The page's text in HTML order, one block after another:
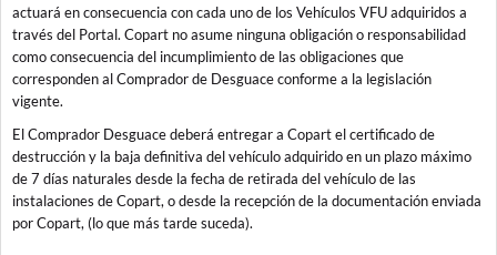
actuará en consecuencia con cada uno de los Vehículos VFU adquiridos a
través del Portal. Copart no asume ninguna obligación o responsabilidad
como consecuencia del incumplimiento de las obligaciones que
corresponden al Comprador de Desguace conforme a la legislación
vigente.
El Comprador Desguace deberá entregar a Copart el certificado de
destrucción y la baja definitiva del vehículo adquirido en un plazo máximo
de 7 días naturales desde la fecha de retirada del vehículo de las
instalaciones de Copart, o desde la recepción de la documentación enviada
por Copart, (lo que más tarde suceda).